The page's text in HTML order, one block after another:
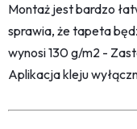
Montaż jest bardzo
sprawia, że tapeta
wynosi 130 g/m2 -
Aplikacja kleju